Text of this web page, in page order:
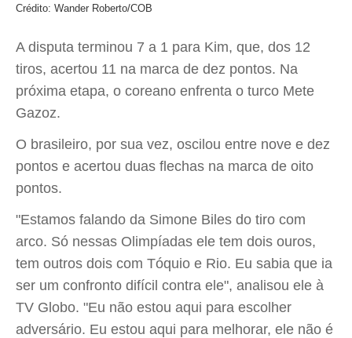
Crédito: Wander Roberto/COB
A disputa terminou 7 a 1 para Kim, que, dos 12
tiros, acertou 11 na marca de dez pontos. Na
próxima etapa, o coreano enfrenta o turco Mete
Gazoz.
O brasileiro, por sua vez, oscilou entre nove e dez
pontos e acertou duas flechas na marca de oito
pontos.
"Estamos falando da Simone Biles do tiro com
arco. Só nessas Olimpíadas ele tem dois ouros,
tem outros dois com Tóquio e Rio. Eu sabia que ia
ser um confronto difícil contra ele", analisou ele à
TV Globo. "Eu não estou aqui para escolher
adversário. Eu estou aqui para melhorar, ele não é